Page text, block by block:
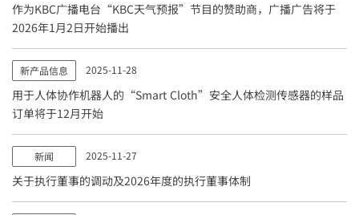
作为KBC广播电台“KBC天气预报”节目的赞助商，广播广告将于
2026年1月2日开始播出
新产品信息 2025-11-28
用于人体协作机器人的“Smart Cloth”安全人体检测传感器的样品
订单将于12月开始
新闻 2025-11-27
关于执行董事的调动及2026年度的执行董事体制